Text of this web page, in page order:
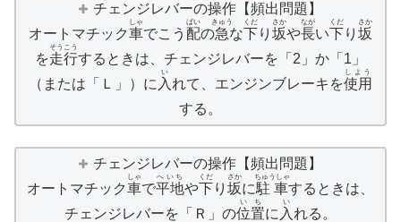
チェンジレバーの操作【頻出問題】
オートマチック車
しゃ
でこう 配
ばい
の急
きゅう
な 下
くだ
り 坂
さか
や長
なが
い 下
くだ
り 坂
さか
を走行
そうこう
するときは、チェンジレバーを「2」か「1」
（または「Ｌ」）に入
い
れて、エンジンブレーキを使用
しよう
する。
チェンジレバーの操作【頻出問題】
オートマチック車
しゃ
で平地
へいち
や下
くだ
り 坂
さか
に駐車
ちゅうしゃ
するときは、
チェンジレバーを「Ｒ」の位置
いち
に 入
い
れる。